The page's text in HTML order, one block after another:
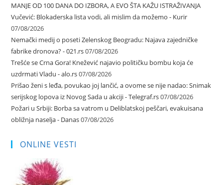
MANJE OD 100 DANA DO IZBORA, A EVO ŠTA KAŽU ISTRAŽIVANJA
Vučević: Blokaderska lista vodi, ali mislim da možemo - Kurir
07/08/2026
Nemački medij o poseti Zelenskog Beogradu: Najava zajedničke
fabrike dronova? - 021.rs07/08/2026
Trešće se Crna Gora! Knežević najavio političku bombu koja će
uzdrmati Vladu - alo.rs07/08/2026
Prišao ženi s leđa, povukao joj lančić, a ovome se nije nadao: Snimak
serijskog lopova iz Novog Sada u akciji - Telegraf.rs07/08/2026
Požari u Srbiji: Borba sa vatrom u Deliblatskoj peščari, evakuisana
obližnja naselja - Danas07/08/2026
ONLINE VESTI